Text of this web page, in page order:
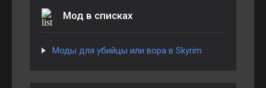
Мод в списках
Моды для убийцы или вора в Skyrim